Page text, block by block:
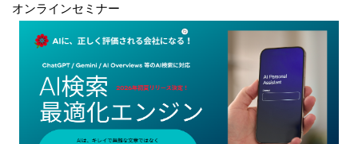
オンラインセミナー